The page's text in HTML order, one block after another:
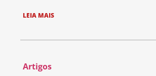
LEIA MAIS
Artigos